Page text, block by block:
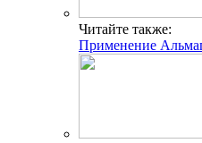
Читайте также:
Применение